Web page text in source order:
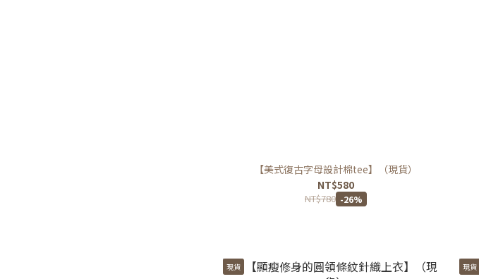
【美式復古字母設計棉tee】（現貨）
NT$580
NT$780 -26%
現貨 現貨